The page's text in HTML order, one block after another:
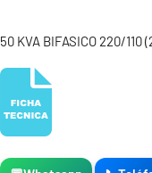
50 KVA BIFASICO 220/110